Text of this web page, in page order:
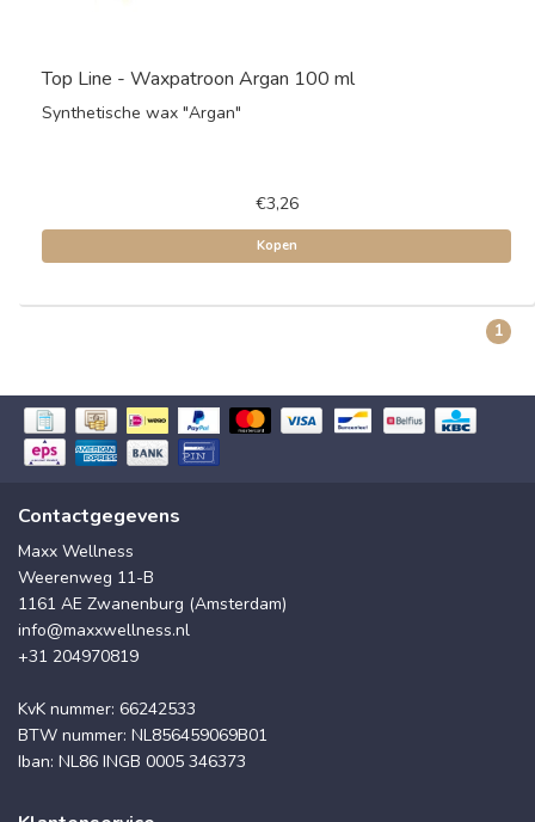
Top Line - Waxpatroon Argan 100 ml
Synthetische wax "Argan"
€3,26
Kopen
1
Contactgegevens
Maxx Wellness
Weerenweg 11-B
1161 AE Zwanenburg (Amsterdam)
info@maxxwellness.nl
+31 204970819
KvK nummer: 66242533
BTW nummer: NL856459069B01
Iban: NL86 INGB 0005 346373